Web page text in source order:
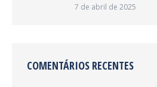
7 de abril de 2025
COMENTÁRIOS RECENTES